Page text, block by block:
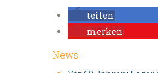
teilen
merken
News